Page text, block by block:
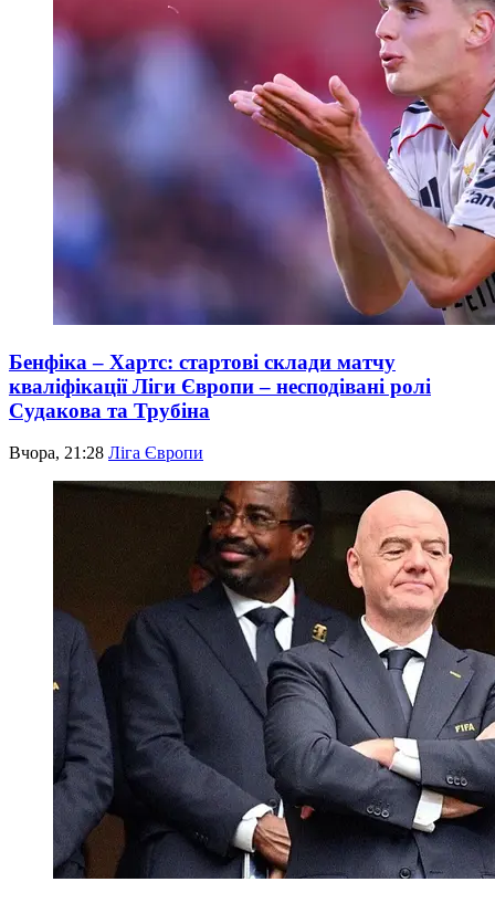
Бенфіка – Хартс: стартові склади матчу
кваліфікації Ліги Європи – несподівані ролі
Судакова та Трубіна
Вчора, 21:28 Ліга Європи